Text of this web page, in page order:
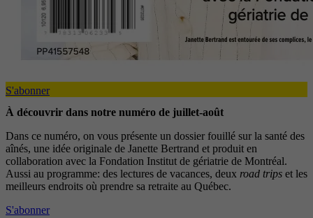
S'abonner
À découvrir dans notre numéro de juillet-août
Dans ce numéro, on vous présente un dossier fouillé sur la santé des
aînés, une idée originale de Janette Bertrand et produit en
collaboration avec la Fondation Institut de gériatrie de Montréal.
Aussi au programme: des lectures de vacances, deux road trips et les
meilleurs endroits où prendre sa retraite au Québec.
S'abonner